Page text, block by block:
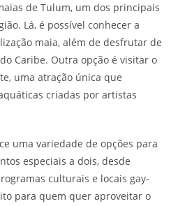
de Tulum, um dos principais
Lá, é possível conhecer a
maia, além de desfrutar de
Caribe. Outra opção é visitar o
uma atração única que
criadas por artistas
uma variedade de opções para
especiais a dois, desde
culturais e locais gay-
para quem quer aproveitar o